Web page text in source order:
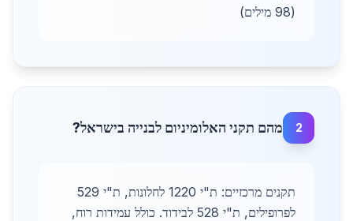
(98 מילים)
2 מהם תקני האלומיניום לבנייה בישראל?
תקנים מרכזיים: ת"י 1220 לחלונות, ת"י 529
לפרופילים, ת"י 528 לבידוד. כולל עמידות רוח,